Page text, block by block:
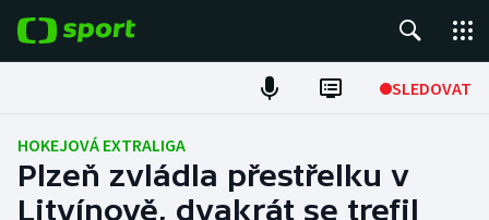
SLEDOVAT
Fotbal
Hokej
HOKEJOVÁ EXTRALIGA
Plzeň zvládla přestřelku v
Litvínově, dvakrát se trefil